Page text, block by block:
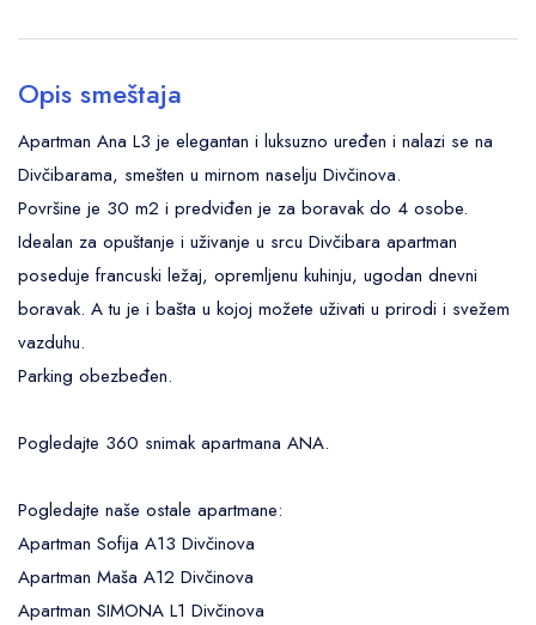
Opis smeštaja
Apartman Ana L3 je elegantan i luksuzno uređen i nalazi se na
Divčibarama, smešten u mirnom naselju Divčinova.
Površine je 30 m2 i predviđen je za boravak do 4 osobe.
Idealan za opuštanje i uživanje u srcu Divčibara apartman
poseduje francuski ležaj, opremljenu kuhinju, ugodan dnevni
boravak. A tu je i bašta u kojoj možete uživati u prirodi i svežem
vazduhu.
Parking obezbeđen.
Pogledajte 360 snimak apartmana ANA.
Pogledajte naše ostale apartmane:
Apartman Sofija A13 Divčinova
Apartman Maša A12 Divčinova
Apartman SIMONA L1 Divčinova